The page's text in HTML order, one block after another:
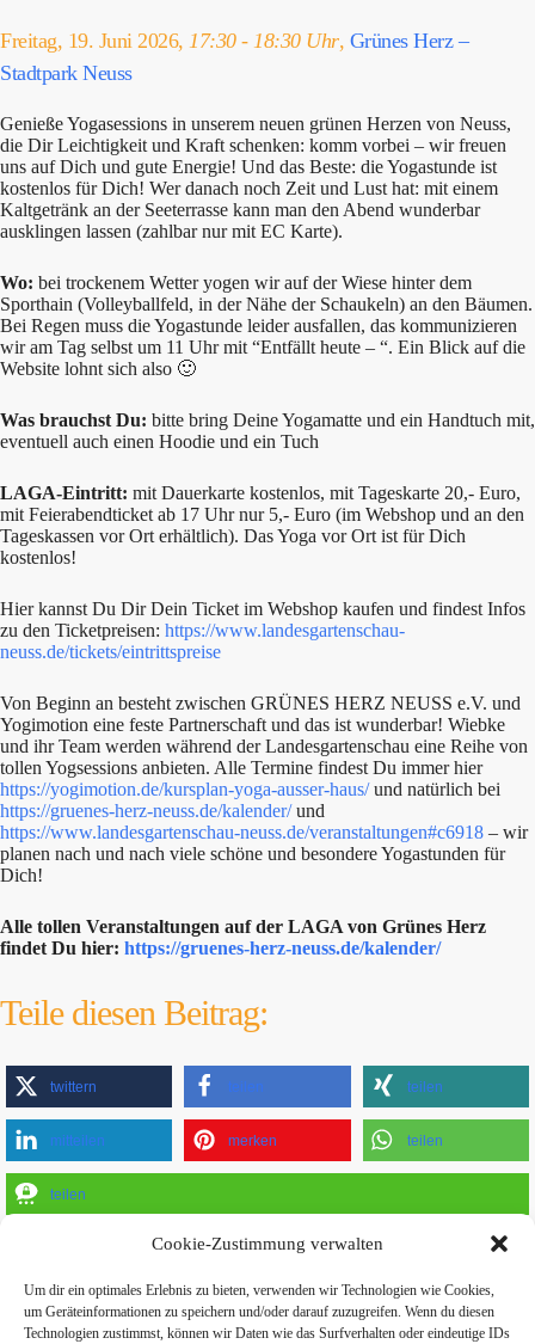
Cookie-Zustimmung verwalten
Um dir ein optimales Erlebnis zu bieten, verwenden wir Technologien wie Cookies,
um Geräteinformationen zu speichern und/oder darauf zuzugreifen. Wenn du diesen
Technologien zustimmst, können wir Daten wie das Surfverhalten oder eindeutige IDs
Freitag, 19. Juni 2026, 17:30 - 18:30 Uhr, Grünes Herz –
Stadtpark Neuss
Genieße Yogasessions in unserem neuen grünen Herzen von Neuss,
die Dir Leichtigkeit und Kraft schenken: komm vorbei – wir freuen
uns auf Dich und gute Energie! Und das Beste: die Yogastunde ist
kostenlos für Dich! Wer danach noch Zeit und Lust hat: mit einem
Kaltgetränk an der Seeterrasse kann man den Abend wunderbar
ausklingen lassen (zahlbar nur mit EC Karte).
Wo: bei trockenem Wetter yogen wir auf der Wiese hinter dem
Sporthain (Volleyballfeld, in der Nähe der Schaukeln) an den Bäumen.
Bei Regen muss die Yogastunde leider ausfallen, das kommunizieren
wir am Tag selbst um 11 Uhr mit “Entfällt heute – “. Ein Blick auf die
Website lohnt sich also 🙂
Was brauchst Du: bitte bring Deine Yogamatte und ein Handtuch mit,
eventuell auch einen Hoodie und ein Tuch
LAGA-Eintritt: mit Dauerkarte kostenlos, mit Tageskarte 20,- Euro,
mit Feierabendticket ab 17 Uhr nur 5,- Euro (im Webshop und an den
Tageskassen vor Ort erhältlich). Das Yoga vor Ort ist für Dich
kostenlos!
Hier kannst Du Dir Dein Ticket im Webshop kaufen und findest Infos
zu den Ticketpreisen: https://www.landesgartenschau-
neuss.de/tickets/eintrittspreise
Von Beginn an besteht zwischen GRÜNES HERZ NEUSS e.V. und
Yogimotion eine feste Partnerschaft und das ist wunderbar! Wiebke
und ihr Team werden während der Landesgartenschau eine Reihe von
tollen Yogsessions anbieten. Alle Termine findest Du immer hier
https://yogimotion.de/kursplan-yoga-ausser-haus/und natürlich bei
https://gruenes-herz-neuss.de/kalender/und
https://www.landesgartenschau-neuss.de/veranstaltungen#c6918 – wir
planen nach und nach viele schöne und besondere Yogastunden für
Dich!
Alle tollen Veranstaltungen auf der LAGA von Grünes Herz
findet Du hier: https://gruenes-herz-neuss.de/kalender/
Teile diesen Beitrag:
twittern teilen teilen
mitteilen merken teilen
teilen